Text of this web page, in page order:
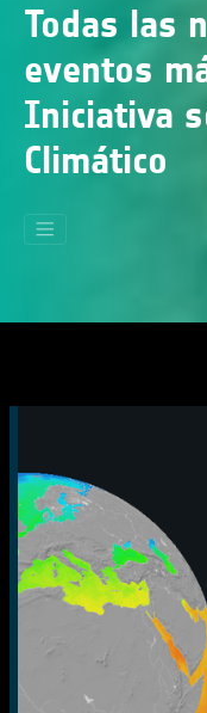
Todas las
eventos
Iniciativa
Climático